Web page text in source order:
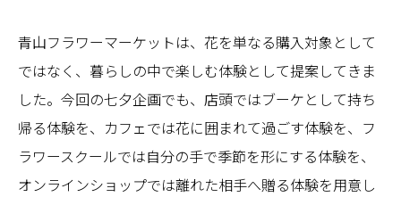
青山フラワーマーケットは、花を単なる購入対象として
ではなく、暮らしの中で楽しむ体験として提案してきま
した。今回の七夕企画でも、店頭ではブーケとして持ち
帰る体験を、カフェでは花に囲まれて過ごす体験を、フ
ラワースクールでは自分の手で季節を形にする体験を、
オンラインショップでは離れた相手へ贈る体験を用意し